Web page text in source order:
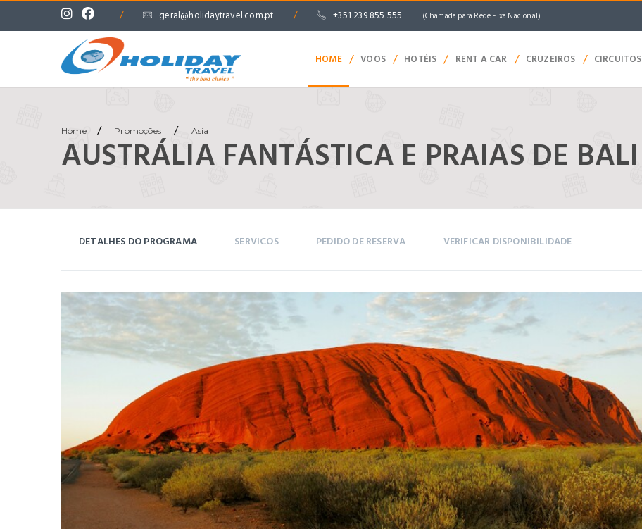
/ geral@holidaytravel.com.pt / +351 239 855 555 (Chamada para Rede Fixa Nacional)
HOME / VOOS / HOTÉIS / RENT A CAR / CRUZEIROS / CIRCUITOS
Home / Promoções / Asia
AUSTRÁLIA FANTÁSTICA E PRAIAS DE BALI
DETALHES DO PROGRAMA SERVICOS PEDIDO DE RESERVA VERIFICAR DISPONIBILIDADE